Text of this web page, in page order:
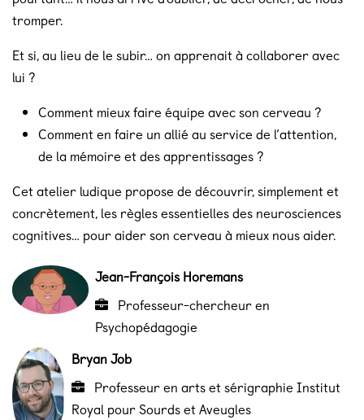
tromper.
Et si, au lieu de le subir… on apprenait à collaborer avec
lui ?
Comment mieux faire équipe avec son cerveau ?
Comment en faire un allié au service de l’attention,
de la mémoire et des apprentissages ?
Cet atelier ludique propose de découvrir, simplement et
concrètement, les règles essentielles des neurosciences
cognitives… pour aider son cerveau à mieux nous aider.
Jean-François Horemans
Professeur-chercheur en
Psychopédagogie
Bryan Job
Professeur en arts et sérigraphie Institut
Royal pour Sourds et Aveugles